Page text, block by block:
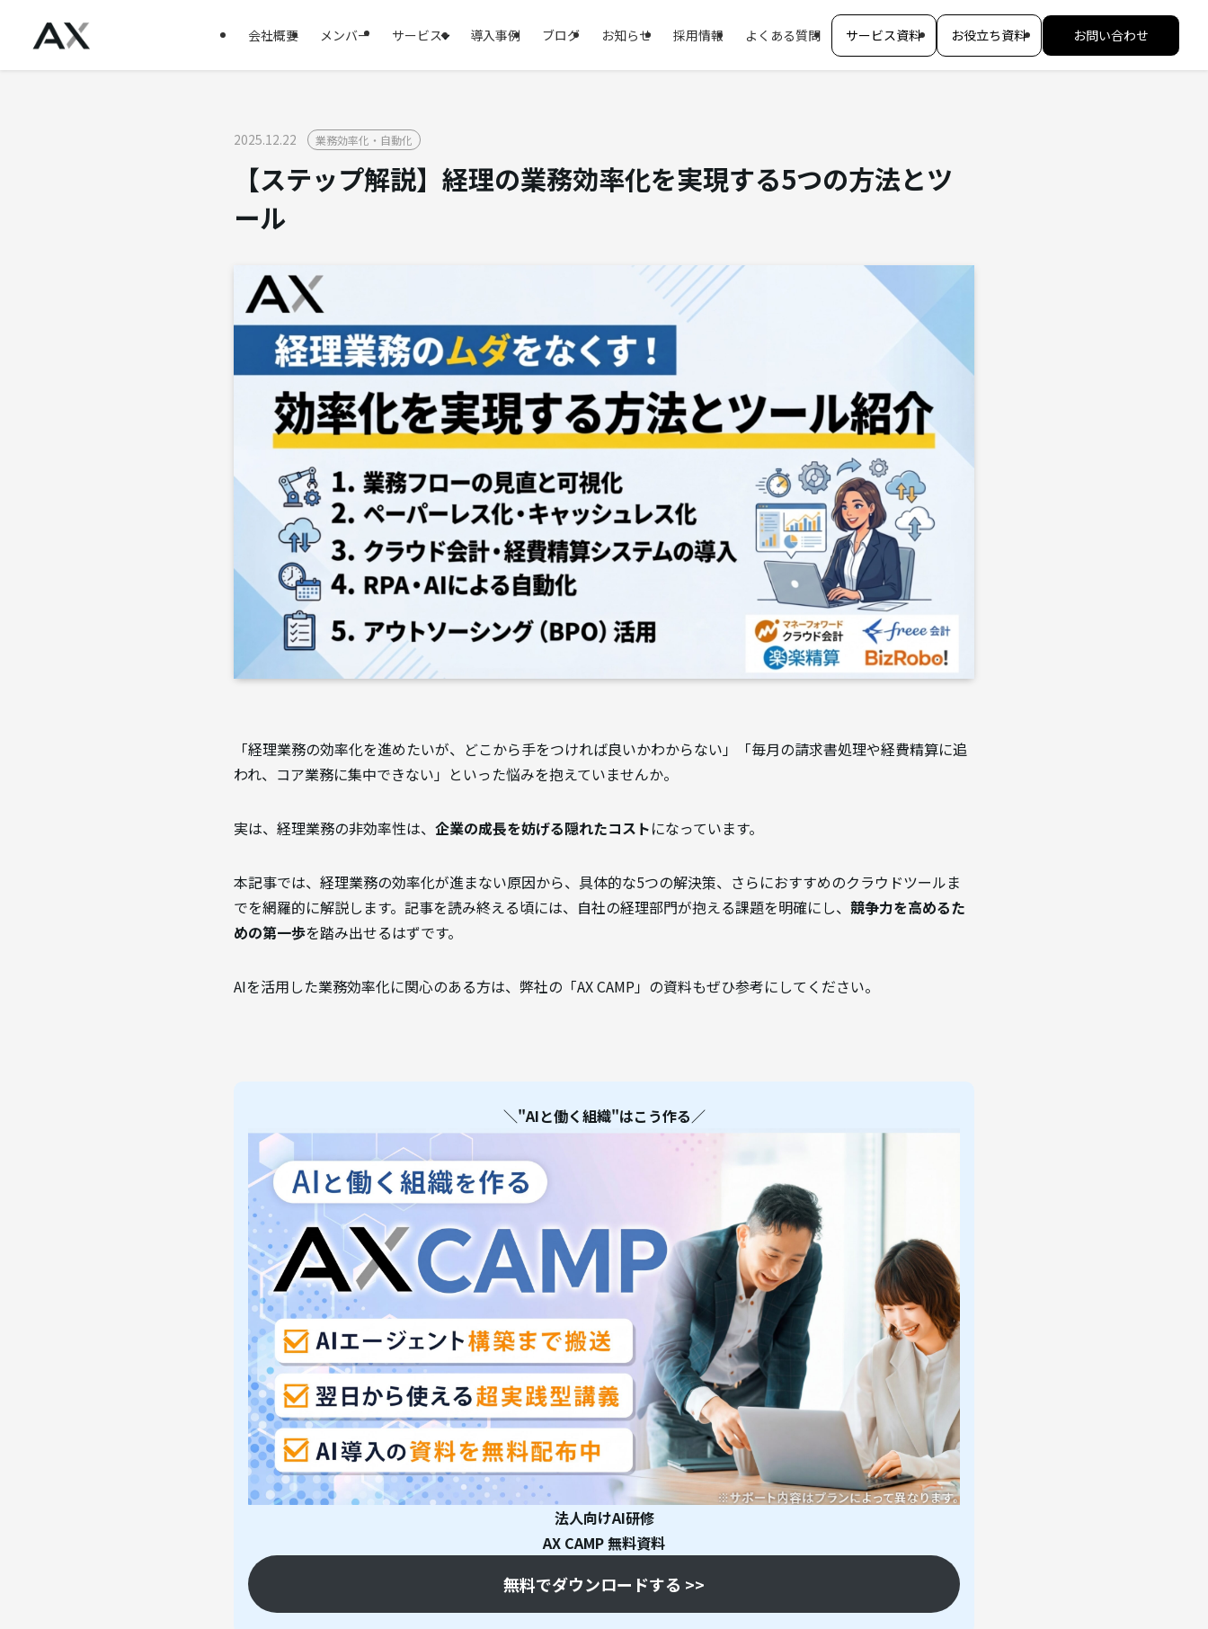
会社概要 メンバー サービス 導入事例 ブログ お知らせ 採用情報 よくある質問 サービス資料 お役立ち資料 お問い合わせ
2025.12.22 業務効率化・自動化
【ステップ解説】経理の業務効率化を実現する5つの方法とツ
ール
「経理業務の効率化を進めたいが、どこから手をつければ良いかわからない」「毎月の請求書処理や経費精算に追
われ、コア業務に集中できない」といった悩みを抱えていませんか。
実は、経理業務の非効率性は、 企業の成長を妨げる隠れたコストになっています。
本記事では、経理業務の効率化が進まない原因から、具体的な5つの解決策、さらにおすすめのクラウドツールま
でを網羅的に解説します。記事を読み終える頃には、自社の経理部門が抱える課題を明確にし、 競争力を高めるた
めの第一歩を踏み出せるはずです。
AIを活用した業務効率化に関心のある方は、弊社の「AX CAMP」の資料もぜひ参考にしてください。
＼"AIと働く組織"はこう作る／
法人向けAI研修
AX CAMP 無料資料
無料でダウンロードする >>